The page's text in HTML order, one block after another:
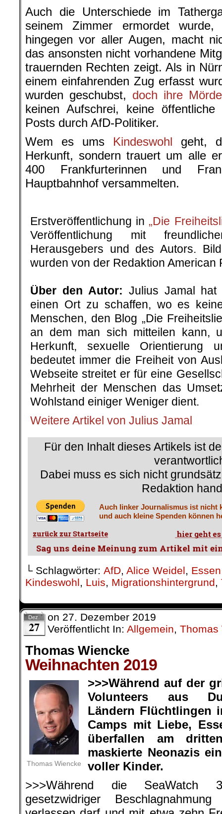
Auch die Unterschiede im
seinem Zimmer ermordet
hingegen vor aller Augen, macht
das ansonsten nicht vorhandene
trauernden Rechten zeigt. Als in
einem einfahrenden Zug erfasst
wurden geschubst, doch ihre
keinen Aufschrei, keine
Posts durch AfD-Politiker.
Wem es ums Kindeswohl geht,
Herkunft, sondern trauert um alle
400 Frankfurterinnen und
Hauptbahnhof versammelten.
Erstveröffentlichung in „Die
Veröffentlichung mit
Herausgebers und des Autors.
wurden von der Redaktion American
Über den Autor: Julius Jamal
einen Ort zu schaffen, wo es
Menschen, den Blog „Die
an dem man sich mitteilen kann,
Herkunft, sexuelle Orientierung
bedeutet immer die Freiheit von
Webseite streitet er für eine
Mehrheit der Menschen das
Wohlstand einiger Weniger dient.
Weitere Artikel von Julius Jamal
Für den Inhalt dieses Artikels ist
Dabei muss es sich nicht
Redaktion
Auch linker Journalismus ist nicht
und auch kleine Spenden können
└ Schlagwörter: AfD, Alice Weidel, Essen
Kindeswohl, Luis, Migrationshintergrund,
Dez.
27
on 27. Dezember 2019
Veröffentlicht In: Allgemein, Thomas
Thomas Wiencke
Weihnachten 2019
Thomas Wiencke
>>>Während auf der
Volunteers aus
Ländern Flüchtlingen
Camps mit Liebe,
überfallen am
maskierte Neonazis
voller Kinder.
>>>Während die SeaWatch
gesetzwidriger